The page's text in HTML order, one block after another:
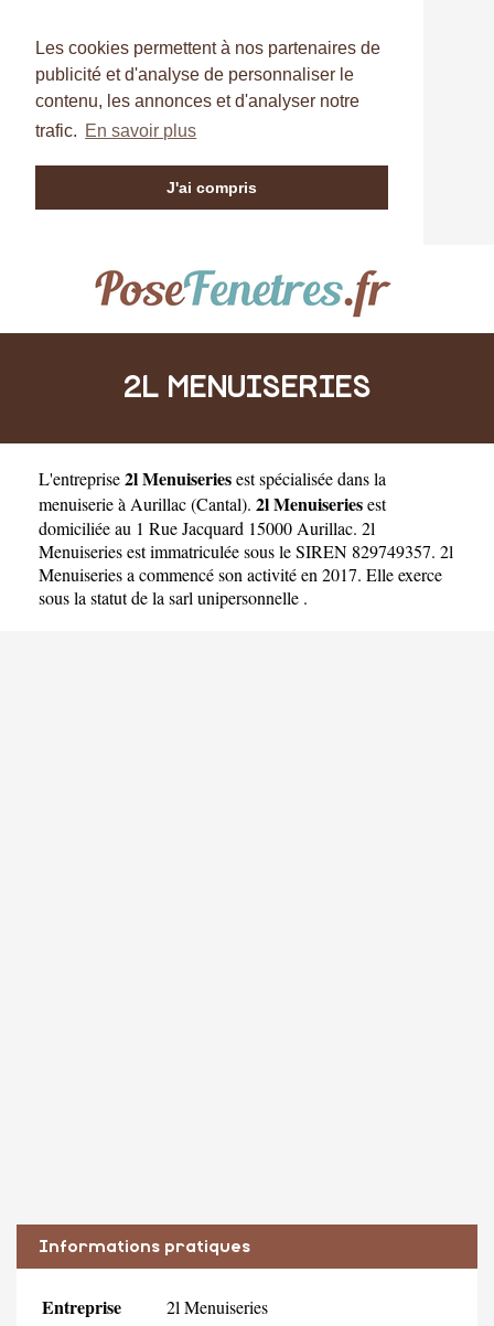
Les cookies permettent à nos partenaires de
publicité et d'analyse de personnaliser le
contenu, les annonces et d'analyser notre
trafic. En savoir plus
J'ai compris
2L MENUISERIES
L'entreprise2l Menuiseriesestspécialisée dans la
menuiserie à Aurillac(Cantal). 2l Menuiseriesest
domiciliée au 1 Rue Jacquard 15000 Aurillac. 2l
Menuiseries est immatriculée sous le SIREN 829749357. 2l
Menuiseries a commencé son activité en 2017. Elle exerce
sous la statut de la sarl unipersonnelle .
Informations pratiques
Entreprise 2l Menuiseries